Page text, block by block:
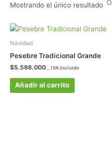
Mostrando el único resultado
Navidad
Pesebre Tradicional Grande
$5.598.000 _ IVA incluido
Añadir al carrito